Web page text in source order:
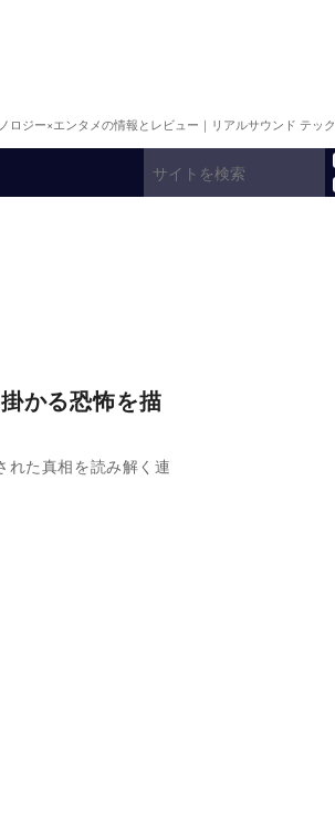
ロジー×エンタメの情報とレビュー｜リアルサウンド テック
かる恐怖を描
れた真相を読み解く連